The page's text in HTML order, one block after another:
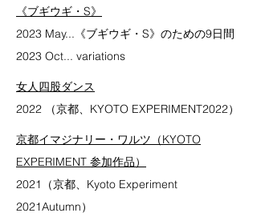
​《ブギウギ・S》
2023 May... 《ブギウギ・S》のための9日間
2023 Oct... variations
​女人四股ダンス
2022
（京都、KYOTO EXPERIMENT2022）
京都イマジナリー・ワルツ（KYOTO
EXPERIMENT 参加作品）
2021（京都、Kyoto Experiment
2021Autumn）